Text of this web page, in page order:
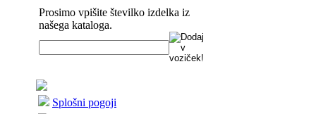
Prosimo vpišite številko izdelka iz
našega kataloga.
Splošni pogoji